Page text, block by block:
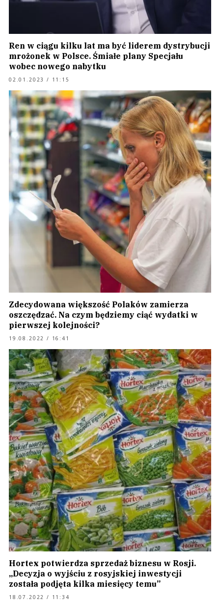
Ren w ciągu kilku lat ma być liderem dystrybucji
mrożonek w Polsce. Śmiałe plany Specjału
wobec nowego nabytku
02.01.2023 / 11:15
Zdecydowana większość Polaków zamierza
oszczędzać. Na czym będziemy ciąć wydatki w
pierwszej kolejności?
19.08.2022 / 16:41
Hortex potwierdza sprzedaż biznesu w Rosji.
„Decyzja o wyjściu z rosyjskiej inwestycji
została podjęta kilka miesięcy temu”
18.07.2022 / 11:34